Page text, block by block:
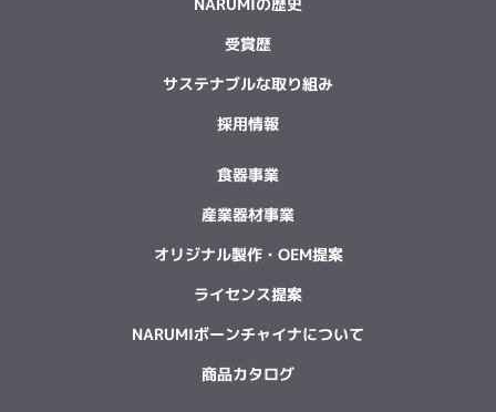
NARUMIの歴史
受賞歴
サステナブルな取り組み
採用情報
食器事業
産業器材事業
オリジナル製作・OEM提案
ライセンス提案
NARUMIボーンチャイナについて
商品カタログ